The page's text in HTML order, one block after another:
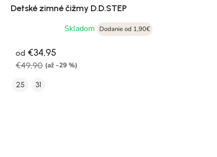
Detské zimné čižmy D.D.STEP
Skladom
Dodanie od 1,90€
od €34,95
€49,90 (až –29 %)
25 31